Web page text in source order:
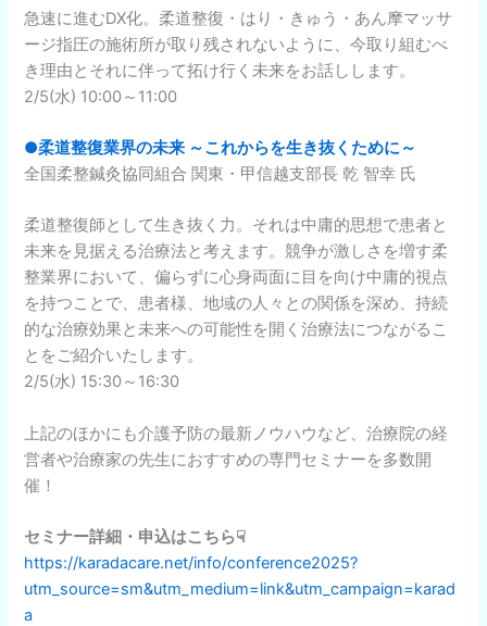
急速に進むDX化。柔道整復・はり・きゅう・あん摩マッサ
ージ指圧の施術所が取り残されないように、今取り組むべ
き理由とそれに伴って拓け行く未来をお話しします。
2/5(水) 10:00～11:00
●柔道整復業界の未来 ～これからを生き抜くために～
全国柔整鍼灸協同組合 関東・甲信越支部長 乾 智幸 氏
柔道整復師として生き抜く力。それは中庸的思想で患者と
未来を見据える治療法と考えます。競争が激しさを増す柔
整業界において、偏らずに心身両面に目を向け中庸的視点
を持つことで、患者様、地域の人々との関係を深め、持続
的な治療効果と未来への可能性を開く治療法につながるこ
とをご紹介いたします。
2/5(水) 15:30～16:30
上記のほかにも介護予防の最新ノウハウなど、治療院の経
営者や治療家の先生におすすめの専門セミナーを多数開
催！
セミナー詳細・申込はこちら☟
https://karadacare.net/info/conference2025?
utm_source=sm&utm_medium=link&utm_campaign=karad
a